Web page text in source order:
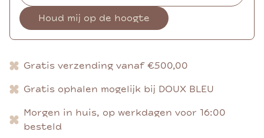
Houd mij op de hoogte
Gratis verzending vanaf €500,00
Gratis ophalen mogelijk bij DOUX BLEU
Morgen in huis, op werkdagen voor 16:00
besteld